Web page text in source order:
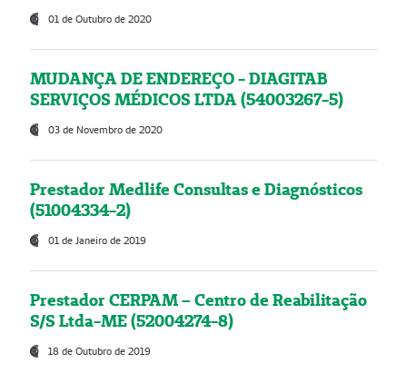
01 de Outubro de 2020
MUDANÇA DE ENDEREÇO - DIAGITAB
SERVIÇOS MÉDICOS LTDA (54003267-5)
03 de Novembro de 2020
Prestador Medlife Consultas e Diagnósticos
(51004334-2)
01 de Janeiro de 2019
Prestador CERPAM – Centro de Reabilitação
S/S Ltda-ME (52004274-8)
18 de Outubro de 2019